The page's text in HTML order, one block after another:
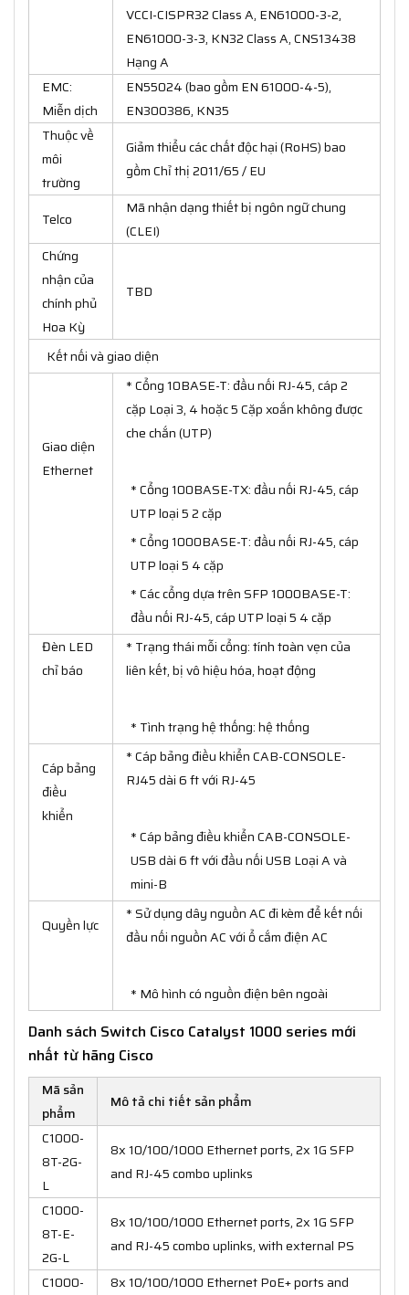
VCCI-CISPR32 Class A, EN61000-3-2,
EN61000-3-3, KN32 Class A, CNS13438
Hạng A
EMC:
Miễn dịch
EN55024 (bao gồm EN 61000-4-5),
EN300386, KN35
Thuộc về
môi
trường
Giảm thiểu các chất độc hại (RoHS) bao
gồm Chỉ thị 2011/65 / EU
Telco
Mã nhận dạng thiết bị ngôn ngữ chung
(CLEI)
Chứng
nhận của
chính phủ
Hoa Kỳ
TBD
Kết nối và giao diện
Giao diện
Ethernet
* Cổng 10BASE-T: đầu nối RJ-45, cáp 2
cặp Loại 3, 4 hoặc 5 Cặp xoắn không được
che chắn (UTP)
* Cổng 100BASE-TX: đầu nối RJ-45, cáp
UTP loại 5 2 cặp
* Cổng 1000BASE-T: đầu nối RJ-45, cáp
UTP loại 5 4 cặp
* Các cổng dựa trên SFP 1000BASE-T:
đầu nối RJ-45, cáp UTP loại 5 4 cặp
Đèn LED
chỉ báo
* Trạng thái mỗi cổng: tính toàn vẹn của
liên kết, bị vô hiệu hóa, hoạt động
* Tình trạng hệ thống: hệ thống
Cáp bảng
điều
khiển
* Cáp bảng điều khiển CAB-CONSOLE-
RJ45 dài 6 ft với RJ-45
* Cáp bảng điều khiển CAB-CONSOLE-
USB dài 6 ft với đầu nối USB Loại A và
mini-B
Quyền lực
* Sử dụng dây nguồn AC đi kèm để kết nối
đầu nối nguồn AC với ổ cắm điện AC
* Mô hình có nguồn điện bên ngoài
Danh sách Switch Cisco Catalyst 1000 series mới
nhất từ hãng Cisco
Mã sản
phẩm
Mô tả chi tiết sản phẩm
C1000-
8T-2G-
L
8x 10/100/1000 Ethernet ports, 2x 1G SFP
and RJ-45 combo uplinks
C1000-
8T-E-
2G-L
8x 10/100/1000 Ethernet ports, 2x 1G SFP
and RJ-45 combo uplinks, with external PS
C1000-
8x 10/100/1000 Ethernet PoE+ ports and